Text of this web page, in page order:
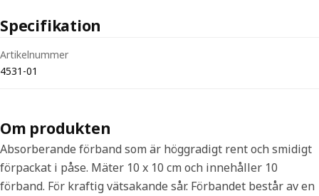
Specifikation
Artikelnummer
4531-01
Om produkten
Absorberande förband som är höggradigt rent och smidigt
förpackat i påse. Mäter 10 x 10 cm och innehåller 10
förband. För kraftig vätsakande sår. Förbandet består av en